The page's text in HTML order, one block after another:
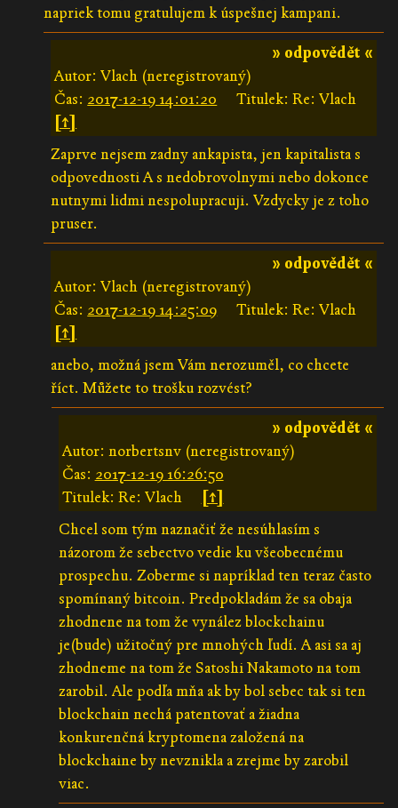
napriek tomu gratulujem k úspešnej kampani.
» odpovědět «
Autor: Vlach (neregistrovaný)
Čas: 2017-12-19 14:01:20
Titulek: Re: Vlach
[↑]
Zaprve nejsem zadny ankapista, jen kapitalista s
odpovednosti A s nedobrovolnymi nebo dokonce
nutnymi lidmi nespolupracuji. Vzdycky je z toho
pruser.
» odpovědět «
Autor: Vlach (neregistrovaný)
Čas: 2017-12-19 14:25:09
Titulek: Re: Vlach
[↑]
anebo, možná jsem Vám nerozuměl, co chcete
říct. Můžete to trošku rozvést?
» odpovědět «
Autor: norbertsnv (neregistrovaný)
Čas: 2017-12-19 16:26:50
Titulek: Re: Vlach
[↑]
Chcel som tým naznačiť že nesúhlasím s
názorom že sebectvo vedie ku všeobecnému
prospechu. Zoberme si napríklad ten teraz často
spomínaný bitcoin. Predpokladám že sa obaja
zhodnene na tom že vynález blockchainu
je(bude) užitočný pre mnohých ľudí. A asi sa aj
zhodneme na tom že Satoshi Nakamoto na tom
zarobil. Ale podľa mňa ak by bol sebec tak si ten
blockchain nechá patentovať a žiadna
konkurenčná kryptomena založená na
blockchaine by nevznikla a zrejme by zarobil
viac.